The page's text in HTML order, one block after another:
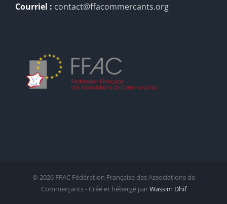
Courriel : contact@ffacommercants.org
© 2026 FFAC Fédération Française des Associations de
Commerçants - Créé et hébergé parWassim Dhif